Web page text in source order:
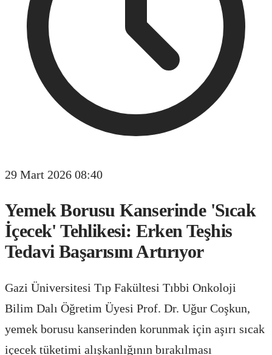
29 Mart 2026 08:40
Yemek Borusu Kanserinde 'Sıcak
İçecek' Tehlikesi: Erken Teşhis
Tedavi Başarısını Artırıyor
Gazi Üniversitesi Tıp Fakültesi Tıbbi Onkoloji
Bilim Dalı Öğretim Üyesi Prof. Dr. Uğur Coşkun,
yemek borusu kanserinden korunmak için aşırı sıcak
içecek tüketimi alışkanlığının bırakılması